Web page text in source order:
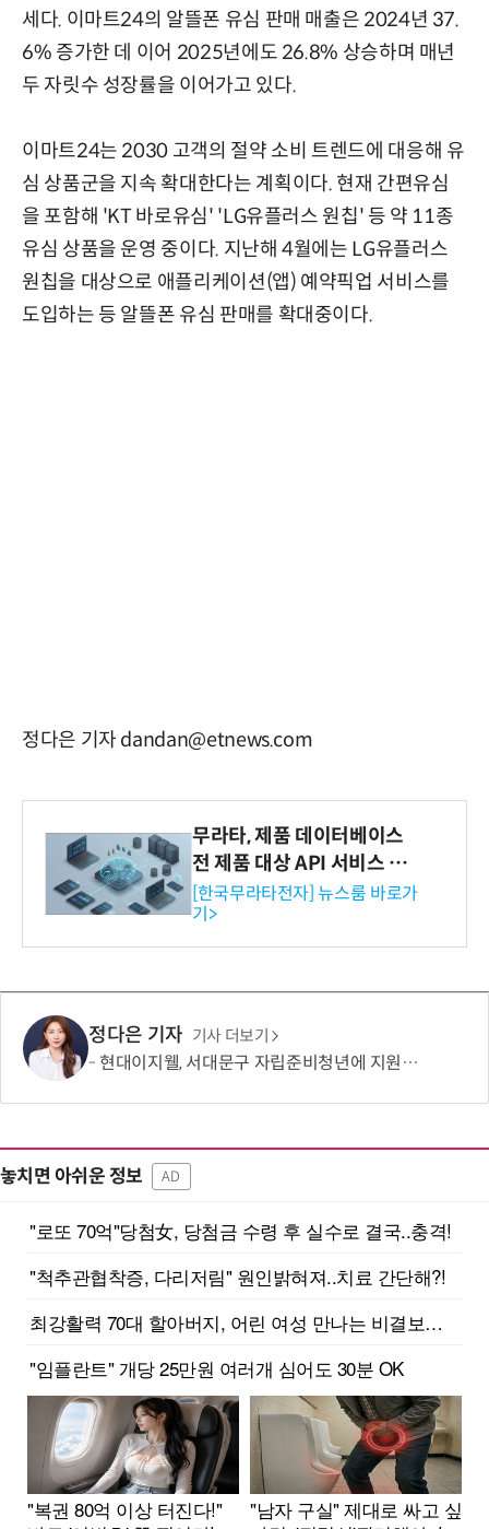
세다. 이마트24의 알뜰폰 유심 판매 매출은 2024년 37.
6% 증가한 데 이어 2025년에도 26.8% 상승하며 매년
두 자릿수 성장률을 이어가고 있다.
이마트24는 2030 고객의 절약 소비 트렌드에 대응해 유
심 상품군을 지속 확대한다는 계획이다. 현재 간편유심
을 포함해 'KT 바로유심' 'LG유플러스 원칩' 등 약 11종
유심 상품을 운영 중이다. 지난해 4월에는 LG유플러스
원칩을 대상으로 애플리케이션(앱) 예약픽업 서비스를
도입하는 등 알뜰폰 유심 판매를 확대중이다.
정다은 기자 dandan@etnews.com
무라타, 제품 데이터베이스
전 제품 대상 API 서비스 제
공…73개 제품 카테고리로
확대
[한국무라타전자] 뉴스룸 바로가
기>
정다은 기자 기사 더보기
현대이지웰, 서대문구 자립준비청년에 지원금 2000만원 전달
놓치면 아쉬운 정보 AD